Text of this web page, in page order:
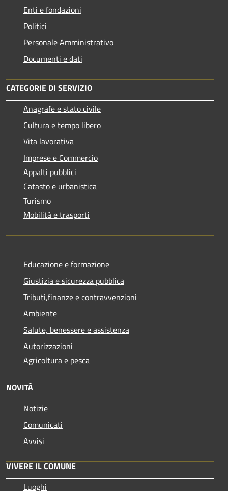
Enti e fondazioni
Politici
Personale Amministrativo
Documenti e dati
CATEGORIE DI SERVIZIO
Anagrafe e stato civile
Cultura e tempo libero
Vita lavorativa
Imprese e Commercio
Appalti pubblici
Catasto e urbanistica
Turismo
Mobilità e trasporti
Educazione e formazione
Giustizia e sicurezza pubblica
Tributi,finanze e contravvenzioni
Ambiente
Salute, benessere e assistenza
Autorizzazioni
Agricoltura e pesca
NOVITÀ
Notizie
Comunicati
Avvisi
VIVERE IL COMUNE
Luoghi